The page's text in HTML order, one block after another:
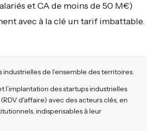
et CA de moins de 50 M€)
avec à la clé un tarif imbattable.
de l’ensemble des territoires.
des startups industrielles
d'affaire) avec des acteurs clés, en
indispensables à leur